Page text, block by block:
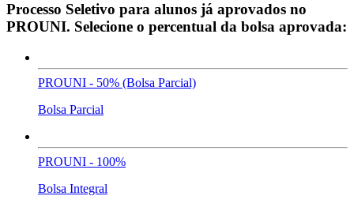
Processo Seletivo para alunos já aprovados no
PROUNI. Selecione o percentual da bolsa aprovada:
PROUNI - 50% (Bolsa Parcial)
Bolsa Parcial
PROUNI - 100%
Bolsa Integral